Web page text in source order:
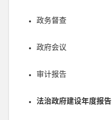
政务督查
政府会议
审计报告
法治政府建设年度报告